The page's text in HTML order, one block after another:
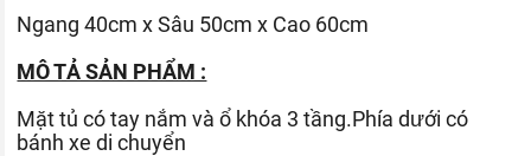
Ngang 40cm x Sâu 50cm x Cao 60cm
MÔ TẢ SẢN PHẨM :
Mặt tủ có tay nắm và ổ khóa 3 tầng.Phía dưới có
bánh xe di chuyển